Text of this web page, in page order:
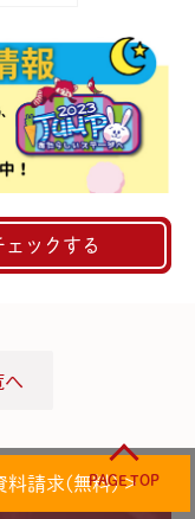
PAGE TOP
ックする
料請求(無料) >